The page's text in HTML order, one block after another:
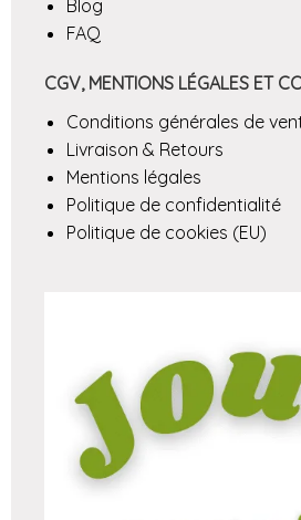
Blog
FAQ
CGV, MENTIONS LÉGALES ET
Conditions générales de
Livraison & Retours
Mentions légales
Politique de confidentialité
Politique de cookies (EU)